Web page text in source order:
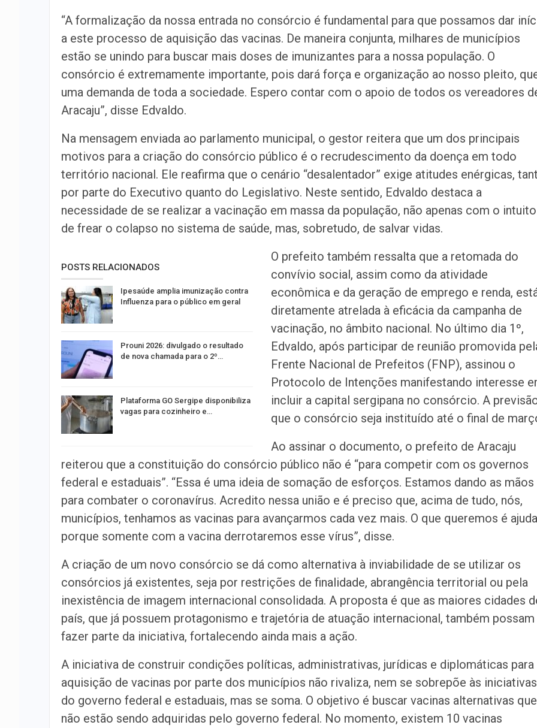
“A formalização da nossa entrada no consórcio é fundamental para que possamos dar
a este processo de aquisição das vacinas. De maneira conjunta, milhares de municípios
estão se unindo para buscar mais doses de imunizantes para a nossa população. O
consórcio é extremamente importante, pois dará força e organização ao nosso pleito,
uma demanda de toda a sociedade. Espero contar com o apoio de todos os vereadores
Aracaju”, disse Edvaldo.
Na mensagem enviada ao parlamento municipal, o gestor reitera que um dos principais
motivos para a criação do consórcio público é o recrudescimento da doença em todo
território nacional. Ele reafirma que o cenário “desalentador” exige atitudes enérgicas,
por parte do Executivo quanto do Legislativo. Neste sentido, Edvaldo destaca a
necessidade de se realizar a vacinação em massa da população, não apenas com o intuito
de frear o colapso no sistema de saúde, mas, sobretudo, de salvar vidas.
POSTS RELACIONADOS
Ipesaúde amplia imunização contra
Influenza para o público em geral
Prouni 2026: divulgado o resultado
de nova chamada para o 2º…
Plataforma GO Sergipe disponibiliza
vagas para cozinheiro e…
O prefeito também ressalta que a retomada do
convívio social, assim como da atividade
econômica e da geração de emprego e renda,
diretamente atrelada à eficácia da campanha de
vacinação, no âmbito nacional. No último dia 1º,
Edvaldo, após participar de reunião promovida
Frente Nacional de Prefeitos (FNP), assinou o
Protocolo de Intenções manifestando interesse
incluir a capital sergipana no consórcio. A
que o consórcio seja instituído até o final de
Ao assinar o documento, o prefeito de Aracaju
reiterou que a constituição do consórcio público não é “para competir com os governos
federal e estaduais”. “Essa é uma ideia de somação de esforços. Estamos dando as mãos
para combater o coronavírus. Acredito nessa união e é preciso que, acima de tudo, nós,
municípios, tenhamos as vacinas para avançarmos cada vez mais. O que queremos é
porque somente com a vacina derrotaremos esse vírus”, disse.
A criação de um novo consórcio se dá como alternativa à inviabilidade de se utilizar os
consórcios já existentes, seja por restrições de finalidade, abrangência territorial ou pela
inexistência de imagem internacional consolidada. A proposta é que as maiores cidades
país, que já possuem protagonismo e trajetória de atuação internacional, também possam
fazer parte da iniciativa, fortalecendo ainda mais a ação.
A iniciativa de construir condições políticas, administrativas, jurídicas e diplomáticas para
aquisição de vacinas por parte dos municípios não rivaliza, nem se sobrepõe às iniciativas
do governo federal e estaduais, mas se soma. O objetivo é buscar vacinas alternativas que
não estão sendo adquiridas pelo governo federal. No momento, existem 10 vacinas